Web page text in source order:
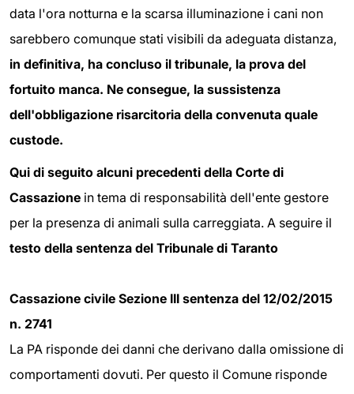
data l'ora notturna e la scarsa illuminazione i cani non
sarebbero comunque stati visibili da adeguata distanza,
in definitiva, ha concluso il tribunale, la prova del
fortuito manca. Ne consegue, la sussistenza
dell'obbligazione risarcitoria della convenuta quale
custode.
Qui di seguito alcuni precedenti della Corte di
Cassazione in tema di responsabilità dell'ente gestore
per la presenza di animali sulla carreggiata. A seguire il
testo della sentenza del Tribunale di Taranto
Cassazione civile Sezione III sentenza del 12/02/2015
n. 2741
La PA risponde dei danni che derivano dalla omissione di
comportamenti dovuti. Per questo il Comune risponde